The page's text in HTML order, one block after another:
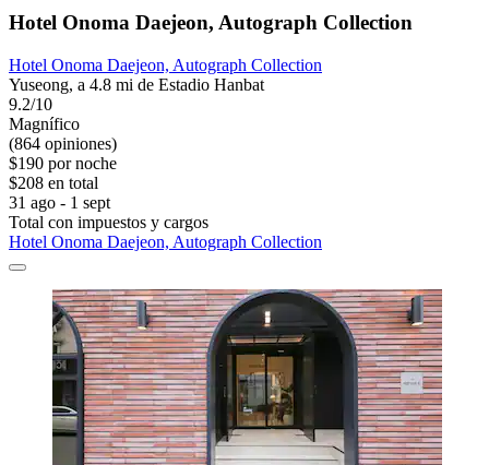
Hotel Onoma Daejeon, Autograph Collection
Hotel Onoma Daejeon, Autograph Collection
Yuseong, a 4.8 mi de Estadio Hanbat
9.2/10
Magnífico
(864 opiniones)
$190 por noche
$208 en total
31 ago - 1 sept
Total con impuestos y cargos
Hotel Onoma Daejeon, Autograph Collection